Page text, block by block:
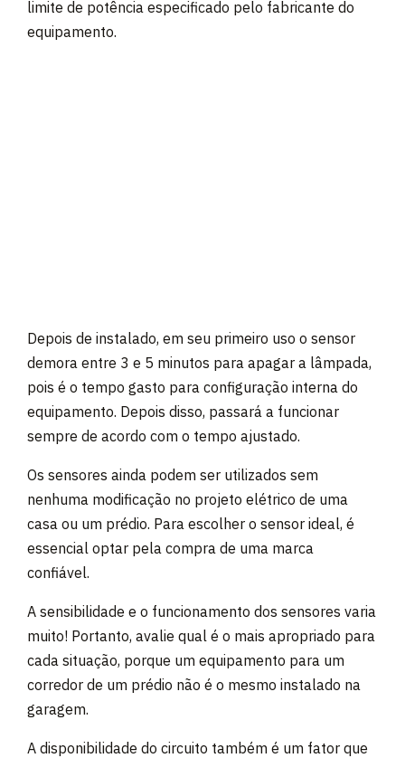
limite de potência especificado pelo fabricante do
equipamento.
Depois de instalado, em seu primeiro uso o sensor
demora entre 3 e 5 minutos para apagar a lâmpada,
pois é o tempo gasto para configuração interna do
equipamento. Depois disso, passará a funcionar
sempre de acordo com o tempo ajustado.
Os sensores ainda podem ser utilizados sem
nenhuma modificação no projeto elétrico de uma
casa ou um prédio. Para escolher o sensor ideal, é
essencial optar pela compra de uma marca
confiável.
A sensibilidade e o funcionamento dos sensores varia
muito! Portanto, avalie qual é o mais apropriado para
cada situação, porque um equipamento para um
corredor de um prédio não é o mesmo instalado na
garagem.
A disponibilidade do circuito também é um fator que